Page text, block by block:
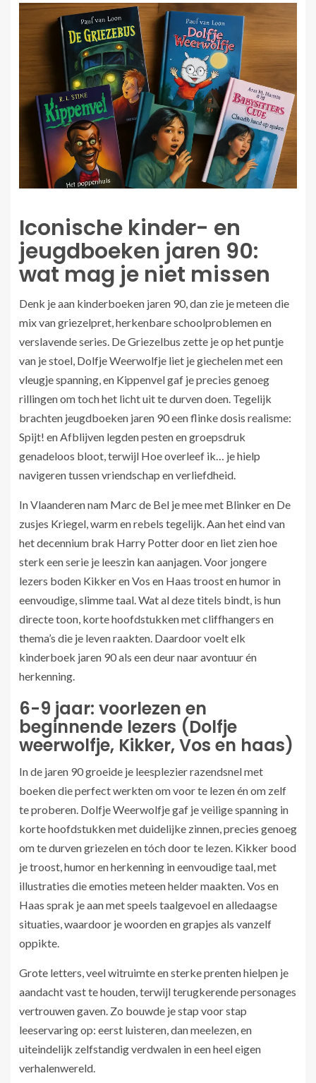
Iconische kinder- en
jeugdboeken jaren 90:
wat mag je niet missen
Denk je aan kinderboeken jaren 90, dan zie je meteen die
mix van griezelpret, herkenbare schoolproblemen en
verslavende series. De Griezelbus zette je op het puntje
van je stoel, Dolfje Weerwolfje liet je giechelen met een
vleugje spanning, en Kippenvel gaf je precies genoeg
rillingen om toch het licht uit te durven doen. Tegelijk
brachten jeugdboeken jaren 90 een flinke dosis realisme:
Spijt! en Afblijven legden pesten en groepsdruk
genadeloos bloot, terwijl Hoe overleef ik… je hielp
navigeren tussen vriendschap en verliefdheid.
In Vlaanderen nam Marc de Bel je mee met Blinker en De
zusjes Kriegel, warm en rebels tegelijk. Aan het eind van
het decennium brak Harry Potter door en liet zien hoe
sterk een serie je leeszin kan aanjagen. Voor jongere
lezers boden Kikker en Vos en Haas troost en humor in
eenvoudige, slimme taal. Wat al deze titels bindt, is hun
directe toon, korte hoofdstukken met cliffhangers en
thema’s die je leven raakten. Daardoor voelt elk
kinderboek jaren 90 als een deur naar avontuur én
herkenning.
6-9 jaar: voorlezen en
beginnende lezers (Dolfje
weerwolfje, Kikker, Vos en haas)
In de jaren 90 groeide je leesplezier razendsnel met
boeken die perfect werkten om voor te lezen én om zelf
te proberen. Dolfje Weerwolfje gaf je veilige spanning in
korte hoofdstukken met duidelijke zinnen, precies genoeg
om te durven griezelen en tóch door te lezen. Kikker bood
je troost, humor en herkenning in eenvoudige taal, met
illustraties die emoties meteen helder maakten. Vos en
Haas sprak je aan met speels taalgevoel en alledaagse
situaties, waardoor je woorden en grapjes als vanzelf
oppikte.
Grote letters, veel witruimte en sterke prenten hielpen je
aandacht vast te houden, terwijl terugkerende personages
vertrouwen gaven. Zo bouwde je stap voor stap
leeservaring op: eerst luisteren, dan meelezen, en
uiteindelijk zelfstandig verdwalen in een heel eigen
verhalenwereld.